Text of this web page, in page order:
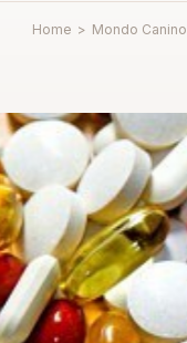
Home > Mondo Canino